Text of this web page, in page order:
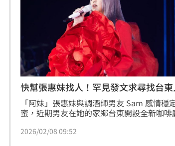
快幫張惠妹找人！罕見發文求尋找台東
「阿妹」張惠妹與調酒師男友 Sam 感情穩
蜜，近期男友在她的家鄉台東開設全新咖啡
社群平台限時動態發文「尋人」，寫下「親愛
2026/02/08 09:52